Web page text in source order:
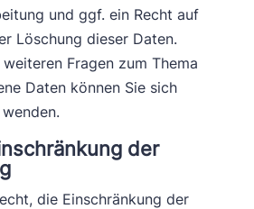
und ggf. ein Recht auf
Löschung dieser Daten.
Fragen zum Thema
Daten können Sie sich
der
die Einschränkung der